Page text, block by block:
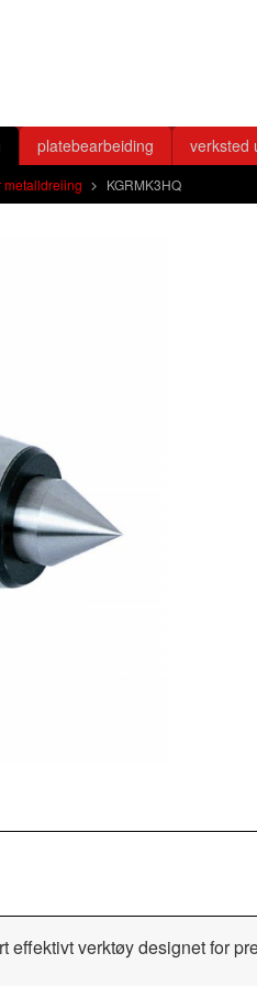
platebearbeiding verksted
metalldreiing KGRMK3HQ
verktøy designet for